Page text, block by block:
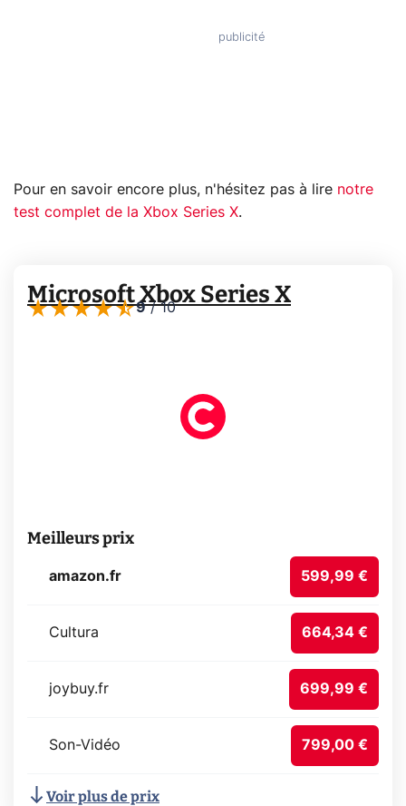
Pour en savoir encore plus, n'hésitez pas à lire notre
test complet de la Xbox Series X.
Microsoft Xbox Series X
9/10
Meilleurs prix
amazon.fr 599,99 €
Cultura 664,34 €
joybuy.fr 699,99 €
Son-Vidéo 799,00 €
Voir plus de prix